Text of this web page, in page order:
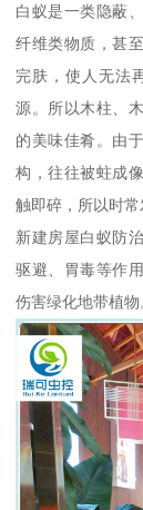
白蚁是一类隐蔽
纤维类物质，甚
完肤，使人无法
源。所以木柱、
的美味佳肴。由
构，往往被蛀成
触即碎，所以时常
新建房屋白蚁防
驱避、胃毒等作
伤害绿化地带植物